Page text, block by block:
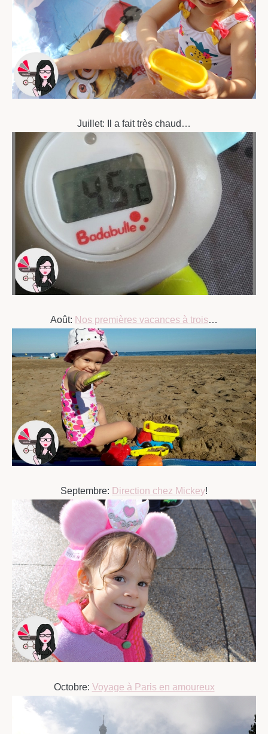
Juillet: Il a fait très chaud…
Août: Nos premières vacances à trois…
Septembre: Direction chez Mickey!
Octobre: Voyage à Paris en amoureux